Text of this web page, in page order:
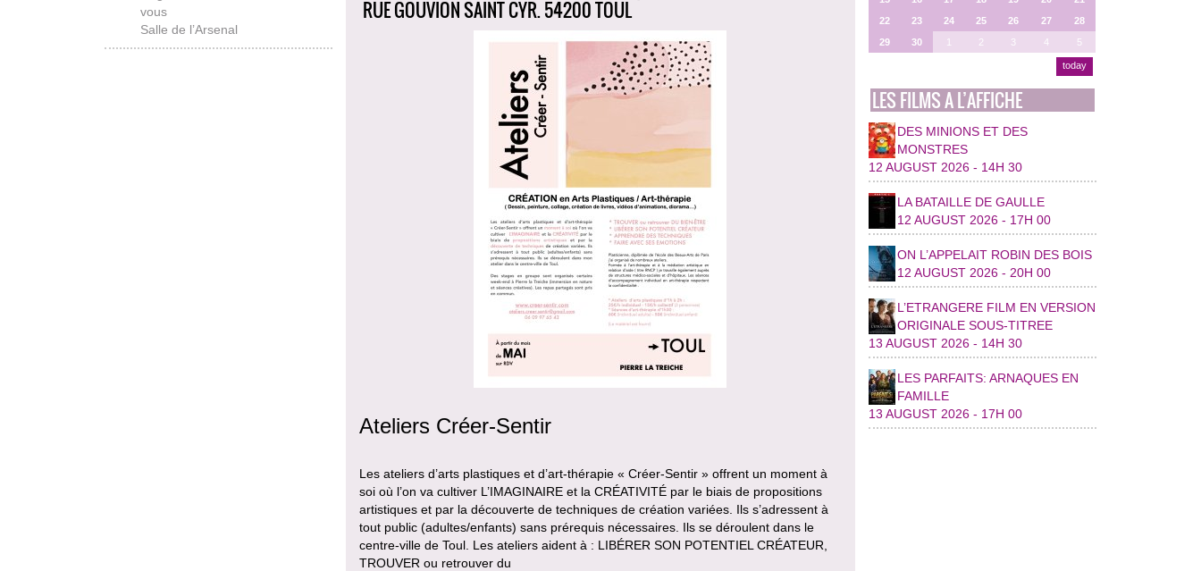
vous
Salle de l’Arsenal
RUE GOUVION SAINT CYR. 54200 TOUL
Ateliers Créer-Sentir
Les ateliers d’arts plastiques et d’art-thérapie « Créer-Sentir » offrent un moment à
soi où l’on va cultiver L’IMAGINAIRE et la CRÉATIVITÉ par le biais de propositions
artistiques et par la découverte de techniques de création variées. Ils s’adressent à
tout public (adultes/enfants) sans prérequis nécessaires. Ils se déroulent dans le
centre-ville de Toul. Les ateliers aident à : LIBÉRER SON POTENTIEL CRÉATEUR,
TROUVER ou retrouver du
22
23 24 25 26 27
28
29
30 1 2 3 4 5
today
LES FILMS A L’AFFICHE
DES MINIONS ET DES
MONSTRES
12 AUGUST 2026 - 14H 30
LA BATAILLE DE GAULLE
12 AUGUST 2026 - 17H 00
ON L’APPELAIT ROBIN DES BOIS
12 AUGUST 2026 - 20H 00
L’ETRANGERE FILM EN VERSION
ORIGINALE SOUS-TITREE
13 AUGUST 2026 - 14H 30
LES PARFAITS: ARNAQUES EN
FAMILLE
13 AUGUST 2026 - 17H 00